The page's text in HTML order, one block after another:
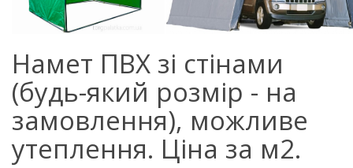
Намет ПВХ зі стінами
(будь-який розмір - на
замовлення), можливе
утеплення. Ціна за м2.